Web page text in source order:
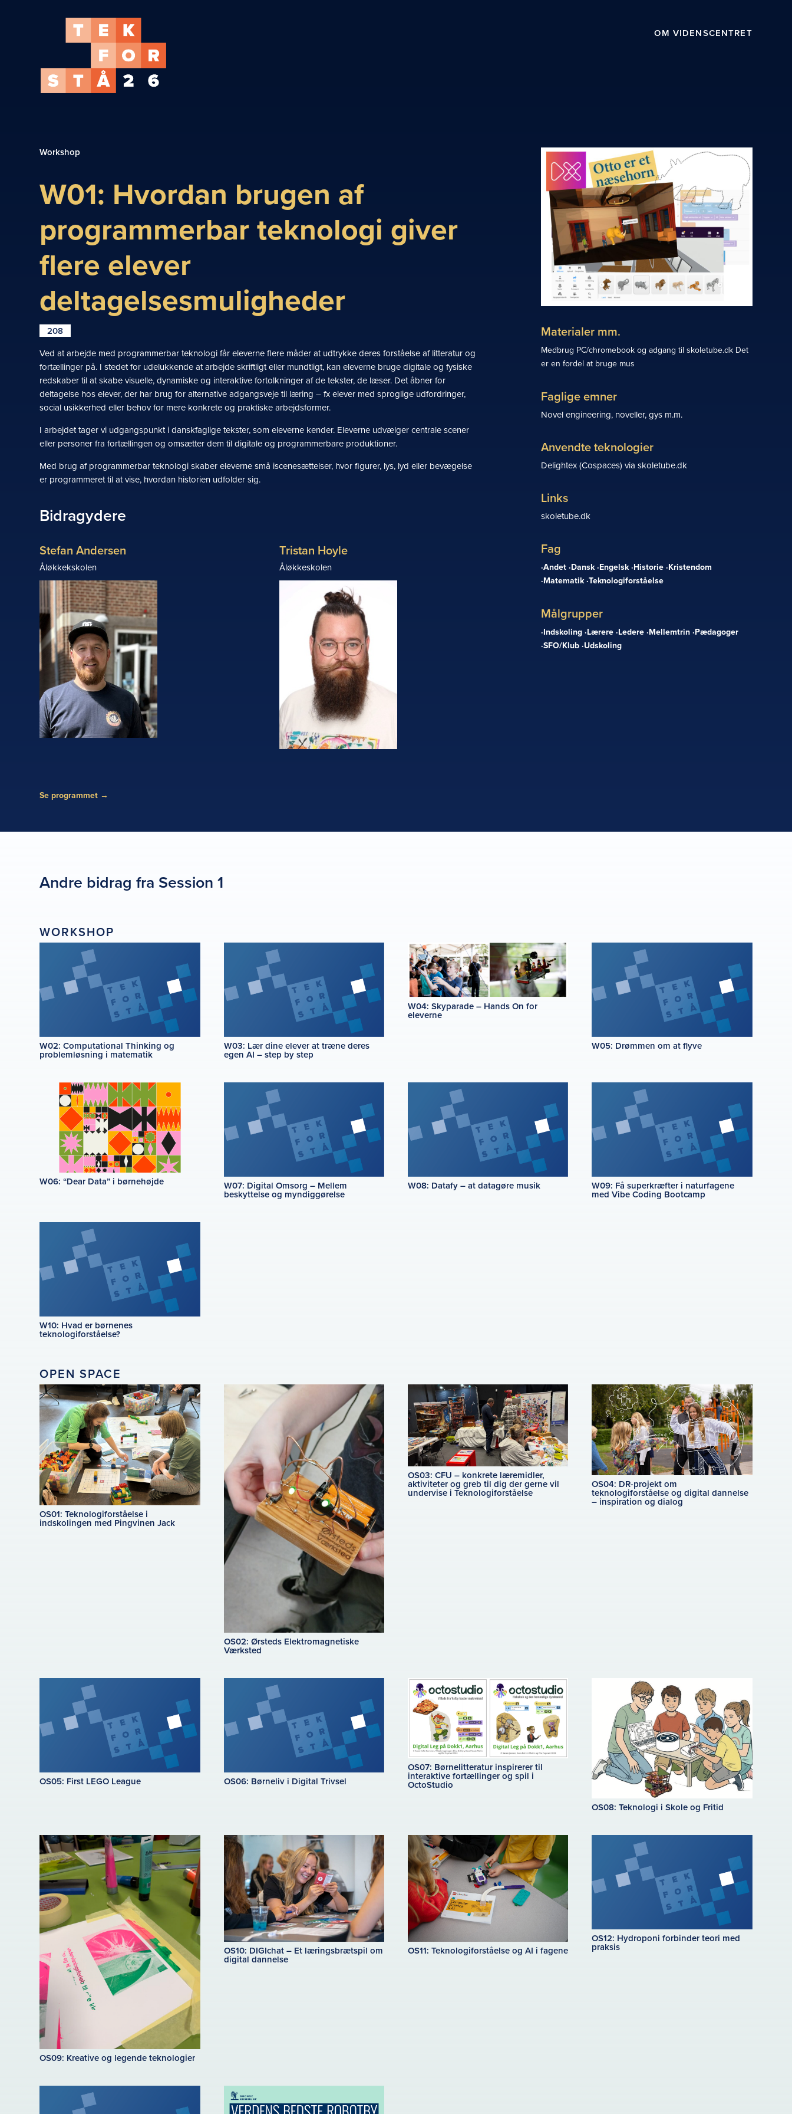
OM VIDENSCENTRET
Workshop
W01: Hvordan brugen af
programmerbar teknologi giver
flere elever
deltagelsesmuligheder
208
Ved at arbejde med programmerbar teknologi får eleverne flere måder at udtrykke deres forståelse af litteratur og
fortællinger på. I stedet for udelukkende at arbejde skriftligt eller mundtligt, kan eleverne bruge digitale og fysiske
redskaber til at skabe visuelle, dynamiske og interaktive fortolkninger af de tekster, de læser. Det åbner for
deltagelse hos elever, der har brug for alternative adgangsveje til læring – fx elever med sproglige udfordringer,
social usikkerhed eller behov for mere konkrete og praktiske arbejdsformer.
I arbejdet tager vi udgangspunkt i danskfaglige tekster, som eleverne kender. Eleverne udvælger centrale scener
eller personer fra fortællingen og omsætter dem til digitale og programmerbare produktioner.
Med brug af programmerbar teknologi skaber eleverne små iscenesættelser, hvor figurer, lys, lyd eller bevægelse
er programmeret til at vise, hvordan historien udfolder sig.
Bidragydere
Stefan Andersen
Åløkkekskolen
Tristan Hoyle
Åløkkeskolen
Materialer mm.
Medbrug PC/chromebook og adgang til skoletube.dk Det
er en fordel at bruge mus
Faglige emner
Novel engineering, noveller, gys m.m.
Anvendte teknologier
Delightex (Cospaces) via skoletube.dk
Links
skoletube.dk
Fag
Andet Dansk Engelsk Historie Kristendom
Matematik Teknologiforståelse
Målgrupper
Indskoling Lærere Ledere Mellemtrin Pædagoger
SFO/Klub Udskoling
Se programmet →
Andre bidrag fra Session 1
WORKSHOP
W02: Computational Thinking og
problemløsning i matematik
W03: Lær dine elever at træne deres
egen AI – step by step
W04: Skyparade – Hands On for
eleverne
W05: Drømmen om at flyve
W06: “Dear Data” i børnehøjde W07: Digital Omsorg – Mellem
beskyttelse og myndiggørelse
W08: Datafy – at datagøre musik W09: Få superkræfter i naturfagene
med Vibe Coding Bootcamp
W10: Hvad er børnenes
teknologiforståelse?
OPEN SPACE
OS01: Teknologiforståelse i
indskolingen med Pingvinen Jack
OS02: Ørsteds Elektromagnetiske
Værksted
OS03: CFU – konkrete læremidler,
aktiviteter og greb til dig der gerne vil
undervise i Teknologiforståelse
OS04: DR-projekt om
teknologiforståelse og digital dannelse
– inspiration og dialog
OS05: First LEGO League OS06: Børneliv i Digital Trivsel
OS07: Børnelitteratur inspirerer til
interaktive fortællinger og spil i
OctoStudio
OS08: Teknologi i Skole og Fritid
OS09: Kreative og legende teknologier
OS10: DIGIchat – Et læringsbrætspil om
digital dannelse
OS11: Teknologiforståelse og AI i fagene
OS12: Hydroponi forbinder teori med
praksis